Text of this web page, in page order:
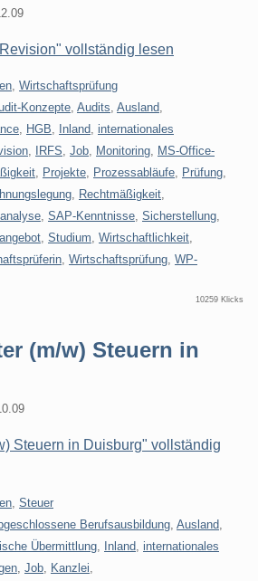
vollständig lesen
Wirtschaftsprüfung
Konzepte Audits Ausland
HGB Inland internationales
IRFS Job Monitoring
MS-Office-
Projekte Prozessabläufe Prüfung
Rechtmäßigkeit
SAP-Kenntnisse Sicherstellung
Studium Wirtschaftlichkeit
Wirtschaftsprüfung WP-
10259 Klicks
(m/w) Steuern in
Steuern in Duisburg" vollständig
Steuer
Berufsausbildung Ausland
Übermittlung Inland internationales
Job Kanzlei